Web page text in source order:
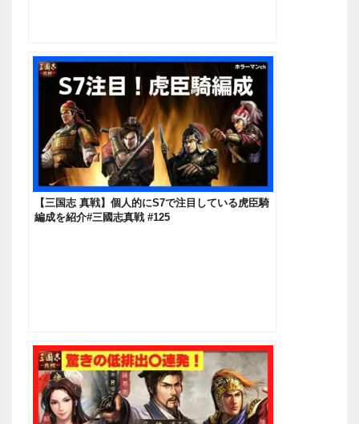
【三国志 真戦】個人的にS7で注目している虎臣騎
編成を紹介#三國志真戦 #125